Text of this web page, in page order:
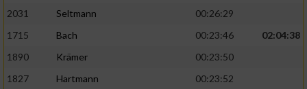
2031
Seltmann
00:26:29
1715
Bach 00:23:46
02:04:38
1890
Krämer
00:23:50
1827
Hartmann
00:23:52